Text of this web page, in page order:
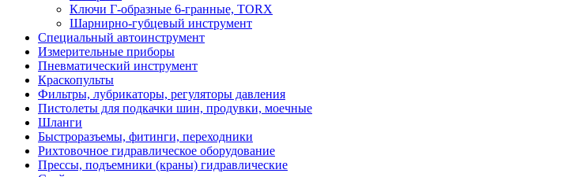
Ключи Г-образные 6-гранные, TORX
Шарнирно-губцевый инструмент
Специальный автоинструмент
Измерительные приборы
Пневматический инструмент
Краскопульты
Фильтры, лубрикаторы, регуляторы давления
Пистолеты для подкачки шин, продувки, моечные
Шланги
Быстроразъемы, фитинги, переходники
Рихтовочное гидравлическое оборудование
Прессы, подъемники (краны) гидравлические